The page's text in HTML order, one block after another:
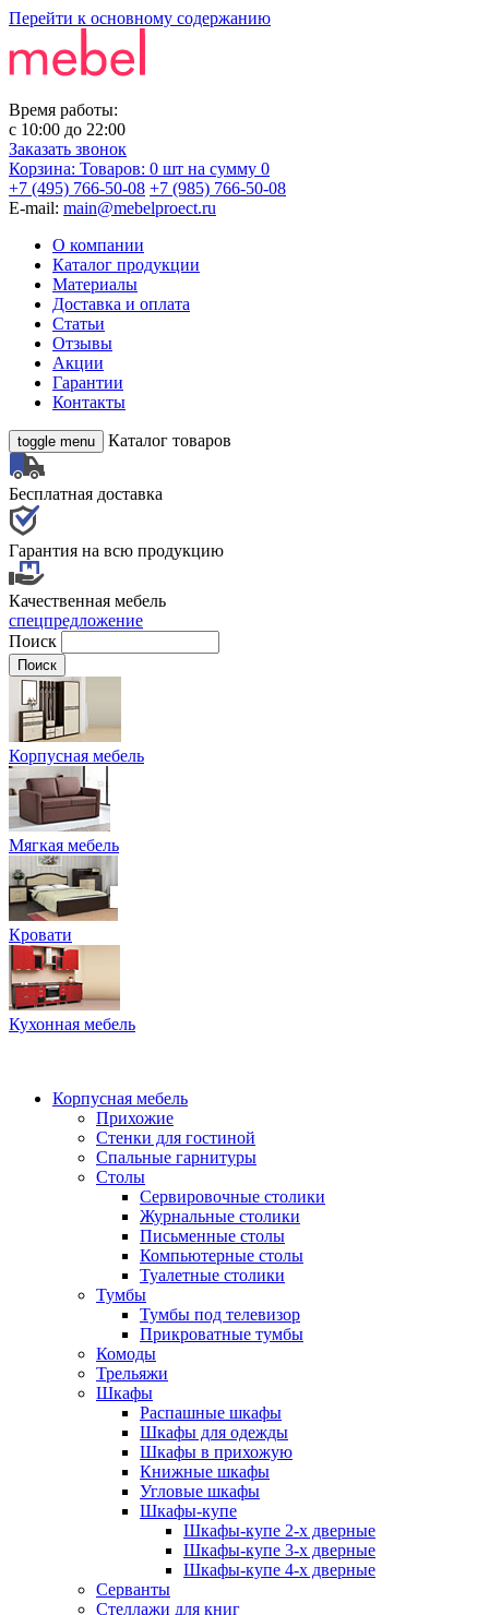
Перейти к основному содержанию
Время работы:
с 10:00 до 22:00
Заказать звонок
Корзина: Товаров: 0 шт на сумму 0
+7 (495) 766-50-08 +7 (985) 766-50-08
E-mail: main@mebelproect.ru
О компании
Каталог продукции
Материалы
Доставка и оплата
Статьи
Отзывы
Акции
Гарантии
Контакты
toggle menu Каталог товаров
Бесплатная доставка
Гарантия на всю продукцию
Качественная мебель
спецпредложение
Поиск
Корпусная мебель
Мягкая мебель
Кровати
Кухонная мебель
Корпусная мебель
Прихожие
Стенки для гостиной
Спальные гарнитуры
Столы
Сервировочные столики
Журнальные столики
Письменные столы
Компьютерные столы
Туалетные столики
Тумбы
Тумбы под телевизор
Прикроватные тумбы
Комоды
Трельяжи
Шкафы
Распашные шкафы
Шкафы для одежды
Шкафы в прихожую
Книжные шкафы
Угловые шкафы
Шкафы-купе
Шкафы-купе 2-x дверные
Шкафы-купе 3-х дверные
Шкафы-купе 4-х дверные
Серванты
Стеллажи для книг